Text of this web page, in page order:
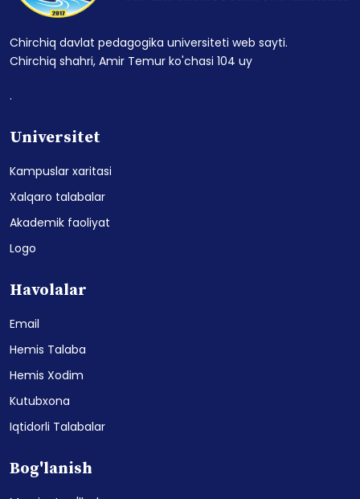
Chirchiq davlat pedagogika universiteti web sayti.
Chirchiq shahri, Amir Temur ko'chasi 104 uy
.
Universitet
Kampuslar xaritasi
Xalqaro talabalar
Akademik faoliyat
Logo
Havolalar
Email
Hemis Talaba
Hemis Xodim
Kutubxona
Iqtidorli Talabalar
Bog'lanish